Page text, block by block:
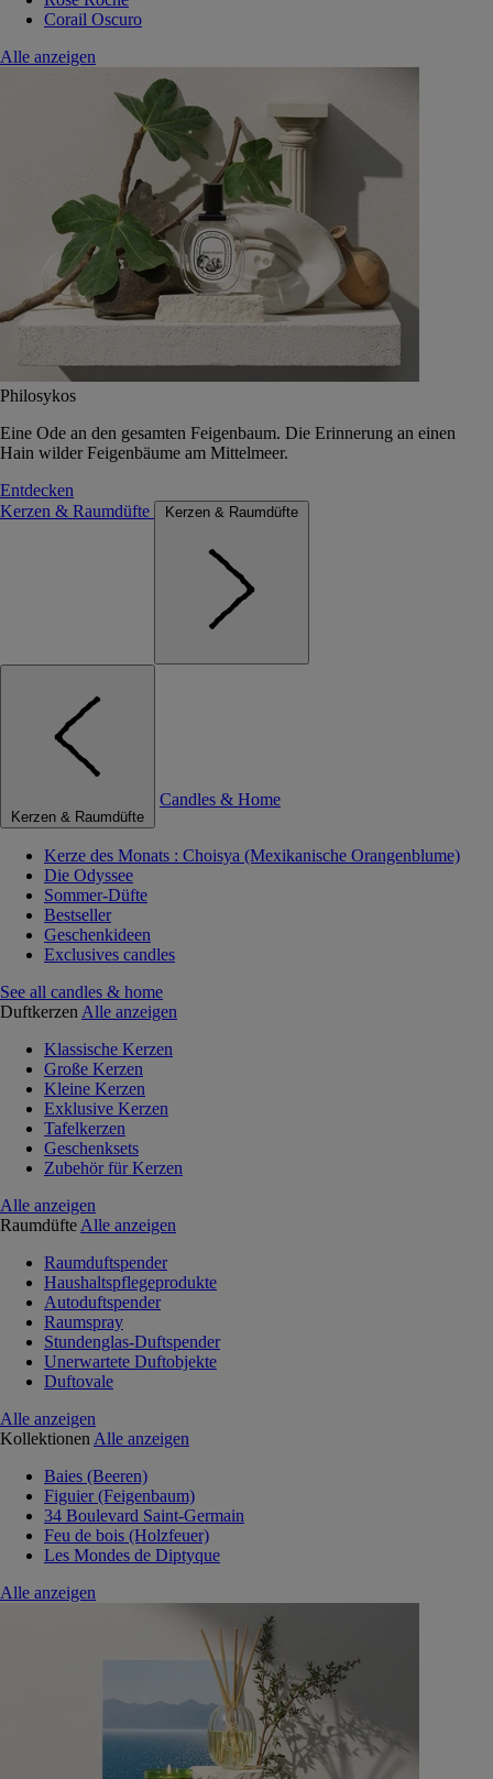
Corail Oscuro
Alle anzeigen
Philosykos
Eine Ode an den gesamten Feigenbaum. Die Erinnerung an einen
Hain wilder Feigenbäume am Mittelmeer.
Entdecken
Kerzen & Raumdüfte
Kerzen & Raumdüfte
Kerzen & Raumdüfte
Candles & Home
Kerze des Monats : Choisya (Mexikanische Orangenblume)
Die Odyssee
Sommer-Düfte
Bestseller
Geschenkideen
Exclusives candles
See all candles & home
Duftkerzen Alle anzeigen
Klassische Kerzen
Große Kerzen
Kleine Kerzen
Exklusive Kerzen
Tafelkerzen
Geschenksets
Zubehör für Kerzen
Alle anzeigen
Raumdüfte Alle anzeigen
Raumduftspender
Haushaltspflegeprodukte
Autoduftspender
Raumspray
Stundenglas-Duftspender
Unerwartete Duftobjekte
Duftovale
Alle anzeigen
Kollektionen Alle anzeigen
Baies (Beeren)
Figuier (Feigenbaum)
34 Boulevard Saint-Germain
Feu de bois (Holzfeuer)
Les Mondes de Diptyque
Alle anzeigen